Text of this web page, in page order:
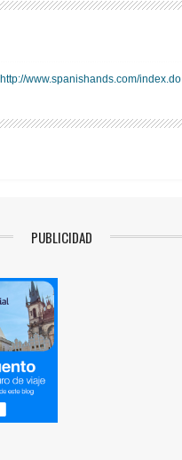
http://www.spanishands.com/index.do
PUBLICIDAD